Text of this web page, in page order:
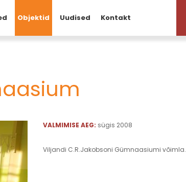
Objektid Uudised Kontakt
VALMIMISE AEG: sügis 2008
Viljandi C.R.Jakobsoni Gümnaasiumi võimla.